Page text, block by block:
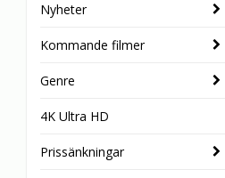
Nyheter
Kommande filmer
Genre
4K Ultra HD
Prissänkningar